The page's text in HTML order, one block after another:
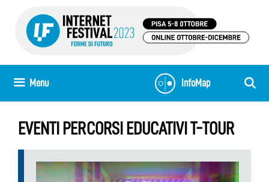
contenuto
InfoMap
Menu
EVENTI PERCORSI EDUCATIVI T-TOUR